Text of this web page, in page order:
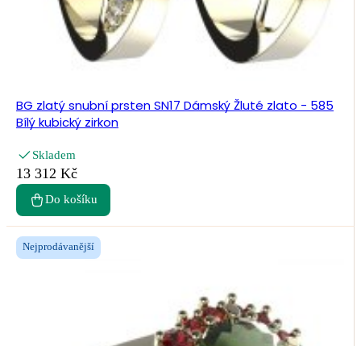
BG zlatý snubní prsten SN17 Dámský Žluté zlato - 585
Bílý kubický zirkon
Skladem
13 312 Kč
Do košíku
Nejprodávanější